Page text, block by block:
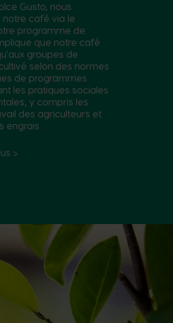
Gusto, nous
notre café via le
programme de
que notre café
groupes de
selon des normes
de programmes
les pratiques sociales
y compris les
des agriculteurs et
engrais.
>